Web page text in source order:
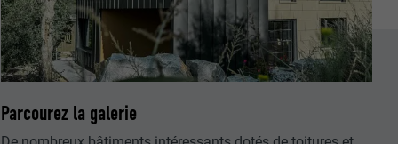
Parcourez la galerie
cookies. Ne